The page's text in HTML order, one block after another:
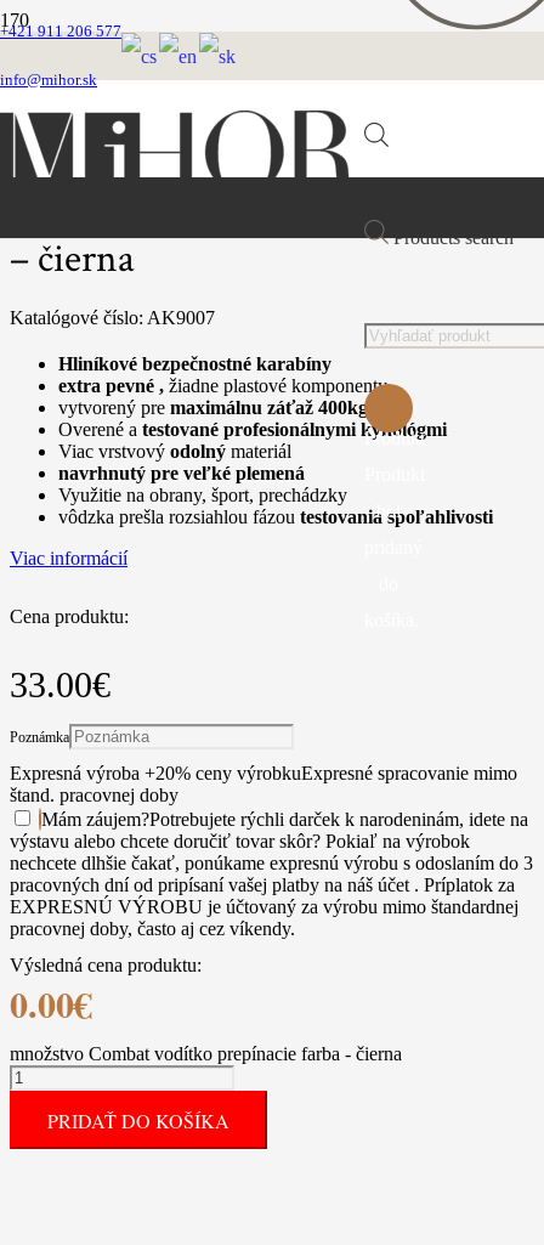
+421 911 206 577
info@mihor.sk
Products search
Produkt
bol
Domovská stránka
Vôdzky nylonové ploché
Combat vodítko prepínacie farba
– čierna
Katalógové číslo: AK9007
Hliníkové bezpečnostné karabíny
extra pevné , žiadne plastové komponenty
vytvorený pre maximálnu záťaž 400kg
Overené a testované profesionálnymi kynológmi
Viac vrstvový odolný materiál
navrhnutý pre veľké plemená
Využitie na obrany, šport, prechádzky
vôdzka prešla rozsiahlou fázou testovania spoľahlivosti
Viac informácií
Cena produktu:
33.00€
Poznámka
Expresná výroba +20% ceny výrobkuExpresné spracovanie mimo
štand. pracovnej doby
Mám záujem?Potrebujete rýchli darček k narodeninám, idete na
výstavu alebo chcete doručiť tovar skôr? Pokiaľ na výrobok
nechcete dlhšie čakať, ponúkame expresnú výrobu s odoslaním do 3
pracovných dní od pripísaní vašej platby na náš účet . Príplatok za
EXPRESNÚ VÝROBU je účtovaný za výrobu mimo štandardnej
pracovnej doby, často aj cez víkendy.
Výsledná cena produktu:
0.00€
množstvo Combat vodítko prepínacie farba - čierna
PRIDAŤ DO KOŠÍKA